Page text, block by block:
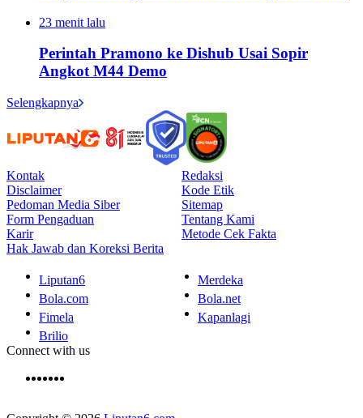
23 menit lalu
Perintah Pramono ke Dishub Usai Sopir
Angkot M44 Demo
Selengkapnya
Kontak
Redaksi
Disclaimer
Kode Etik
Pedoman Media Siber
Sitemap
Form Pengaduan
Tentang Kami
Karir
Metode Cek Fakta
Hak Jawab dan Koreksi Berita
Liputan6
Merdeka
Bola.com
Bola.net
Fimela
Kapanlagi
Brilio
Connect with us